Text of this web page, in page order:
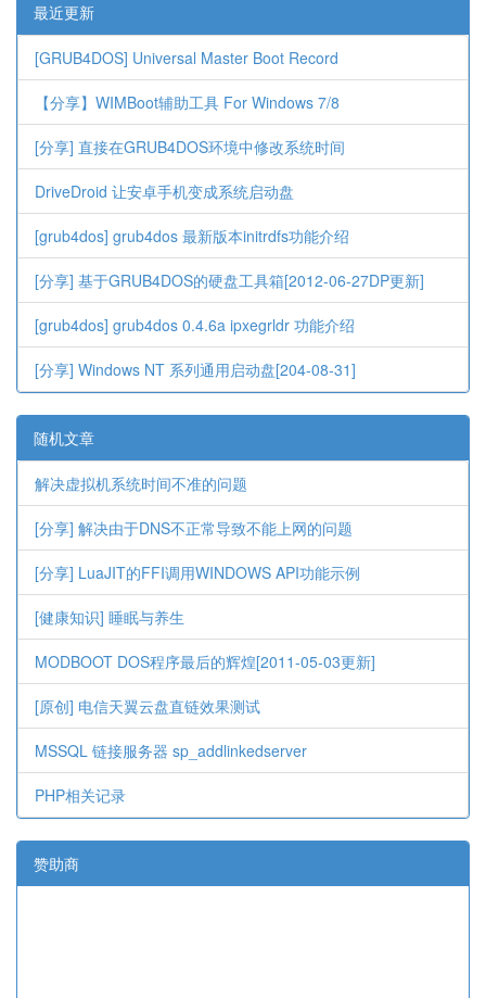
最近更新
[GRUB4DOS] Universal Master Boot Record
【分享】WIMBoot辅助工具 For Windows 7/8
[分享] 直接在GRUB4DOS环境中修改系统时间
DriveDroid 让安卓手机变成系统启动盘
[grub4dos] grub4dos 最新版本initrdfs功能介绍
[分享] 基于GRUB4DOS的硬盘工具箱[2012-06-27DP更新]
[grub4dos] grub4dos 0.4.6a ipxegrldr 功能介绍
[分享] Windows NT 系列通用启动盘[204-08-31]
随机文章
解决虚拟机系统时间不准的问题
[分享] 解决由于DNS不正常导致不能上网的问题
[分享] LuaJIT的FFI调用WINDOWS API功能示例
[健康知识] 睡眠与养生
MODBOOT DOS程序最后的辉煌[2011-05-03更新]
[原创] 电信天翼云盘直链效果测试
MSSQL 链接服务器 sp_addlinkedserver
PHP相关记录
赞助商